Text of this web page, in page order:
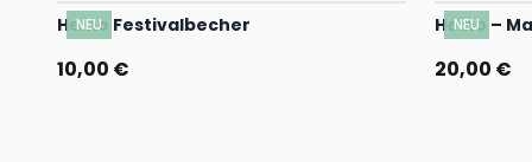
NEU
Heino Festivalbecher
10,00 €
NEU
Heino –
20,00 €